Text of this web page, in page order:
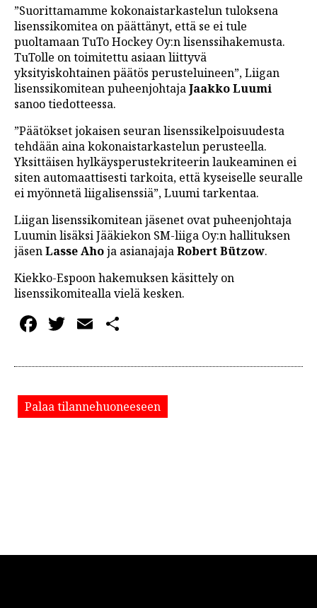
”Suorittamamme kokonaistarkastelun tuloksena
lisenssikomitea on päättänyt, että se ei tule
puoltamaan TuTo Hockey Oy:n lisenssihakemusta.
TuTolle on toimitettu asiaan liittyvä
yksityiskohtainen päätös perusteluineen”, Liigan
lisenssikomitean puheenjohtajaJaakko Luumi
sanoo tiedotteessa.
”Päätökset jokaisen seuran lisenssikelpoisuudesta
tehdään aina kokonaistarkastelun perusteella.
Yksittäisen hylkäysperustekriteerin laukeaminen ei
siten automaattisesti tarkoita, että kyseiselle seuralle
ei myönnetä liigalisenssiä”, Luumi tarkentaa.
Liigan lisenssikomitean jäsenet ovat puheenjohtaja
Luumin lisäksi Jääkiekon SM-liiga Oy:n hallituksen
jäsenLasse Ahoja asianajajaRobert Bützow.
Kiekko-Espoon hakemuksen käsittely on
lisenssikomitealla vielä kesken.
Facebook
Twitter
Email
Palaa tilannehuoneeseen
46 DENTON ROAD
VIDEOT
PODCASTIT
KOLUMNIT